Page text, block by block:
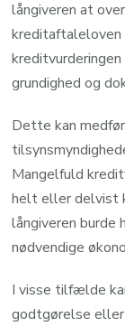
långiveren at
kreditaftaleloven
grundighed og
Dette kan
Mangelfuld
helt eller delvist
långiveren burde
nødvendige
I visse tilfælde
godtgørelse